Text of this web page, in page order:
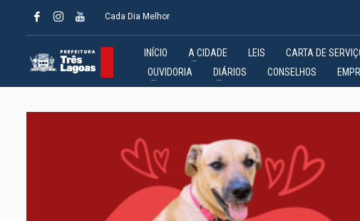
Cada Dia Melhor
INÍCIO A CIDADE LEIS CARTA DE
OUVIDORIA
DIÁRIOS CONSELHOS